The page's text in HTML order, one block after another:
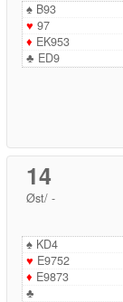
♠B93
♥ 97
♦ EK953
♣ ED9
14
Øst/ -
♠KD4
♥ E9752
♦ E9873
♣